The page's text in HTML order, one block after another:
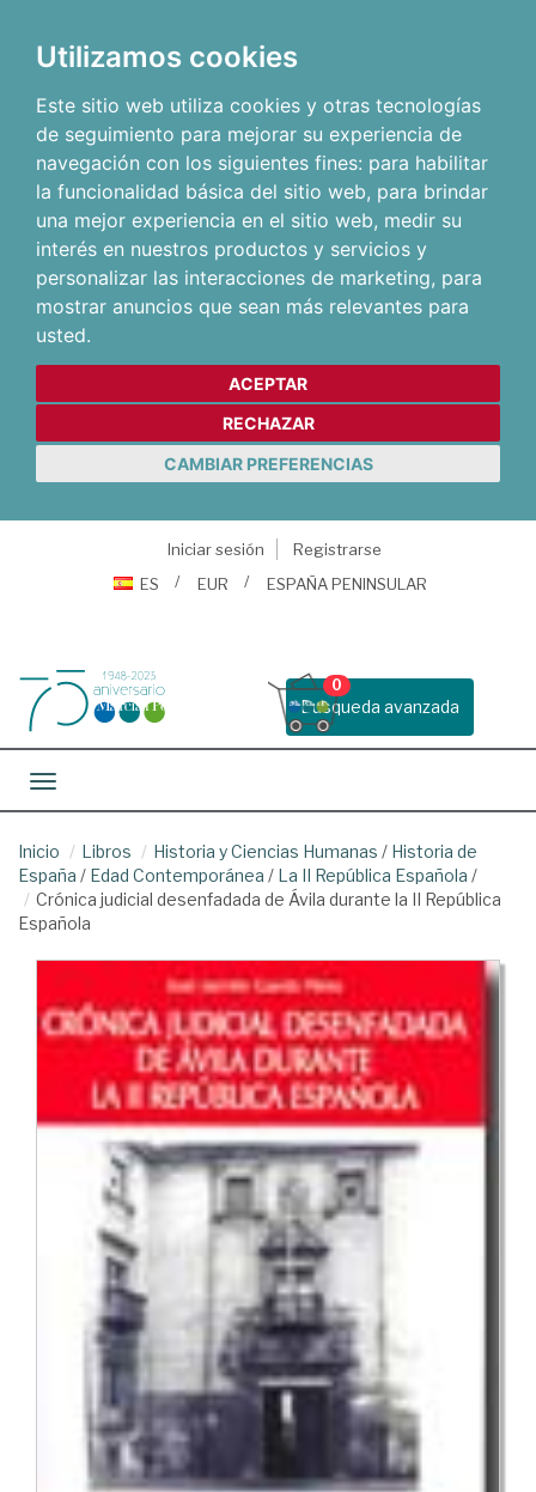
Utilizamos cookies
Este sitio web utiliza cookies y otras tecnologías
de seguimiento para mejorar su experiencia de
navegación con los siguientes fines: para habilitar
la funcionalidad básica del sitio web, para brindar
una mejor experiencia en el sitio web, medir su
interés en nuestros productos y servicios y
personalizar las interacciones de marketing, para
mostrar anuncios que sean más relevantes para
usted.
ACEPTAR
RECHAZAR
CAMBIAR PREFERENCIAS
Iniciar sesión
Registrarse
ES
EUR ESPAÑA PENINSULAR
Busqueda avanzada
0
Toggle navigation
Inicio Libros Historia y Ciencias Humanas / Historia de
España / Edad Contemporánea / La II República Española /
Crónica judicial desenfadada de Ávila durante la II República
Española